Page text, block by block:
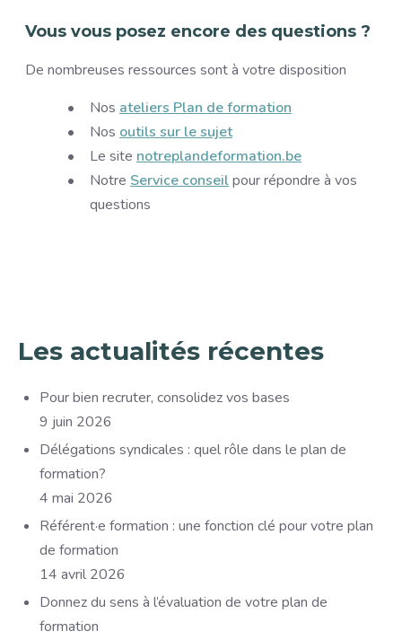
Vous vous posez encore des questions ?
De nombreuses ressources sont à votre disposition
Nos ateliers Plan de formation
Nos outils sur le sujet
Le site notreplandeformation.be
Notre Service conseilpour répondre à vos
questions
Les actualités récentes
Pour bien recruter, consolidez vos bases
9 juin 2026
Délégations syndicales : quel rôle dans le plan de
formation?
4 mai 2026
Référent·e formation : une fonction clé pour votre plan
de formation
14 avril 2026
Donnez du sens à l’évaluation de votre plan de
formation